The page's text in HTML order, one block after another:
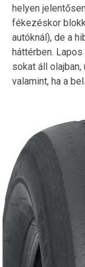
helyen
fékezéskor
autóknál), de a
háttérben.
sokat áll
valamint, ha a